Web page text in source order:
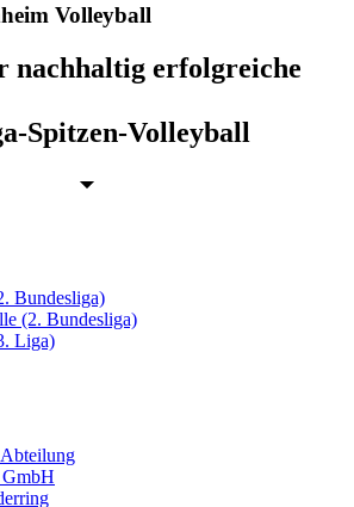
Volleyball
nachhaltig erfolgreiche
Spitzen-Volleyball
Bundesliga)
(2. Bundesliga)
Liga)